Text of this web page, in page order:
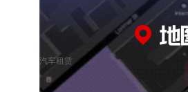
汽车租赁